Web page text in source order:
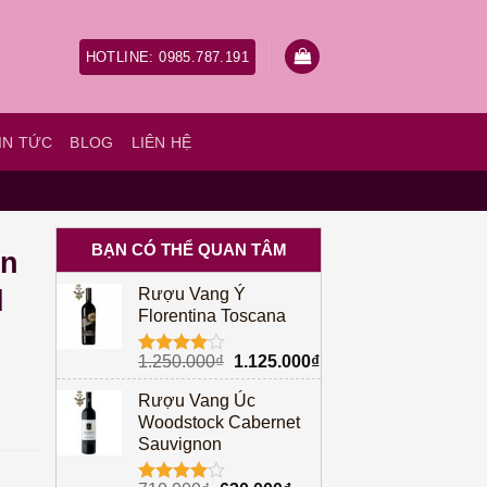
HOTLINE: 0985.787.191
TỨC BLOG LIÊN HỆ
BẠN CÓ THỂ QUAN TÂM
Rượu Vang Ý
Florentina Toscana
Được
xếp hạng
4.005
sao
1.250.000₫ Giá
gốc
là:
1.250.000₫.
1.125.000₫Giá
hiện
Rượu Vang Úc
Woodstock Cabernet
Sauvignon